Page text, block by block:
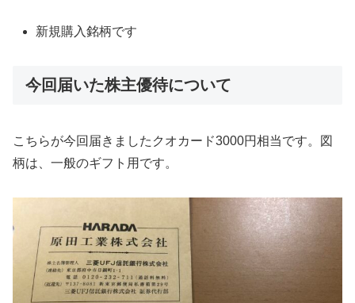
新規購入銘柄です
今回届いた株主優待について
こちらが今回届きましたクオカード3000円相当です。図
柄は、一般のギフト用です。